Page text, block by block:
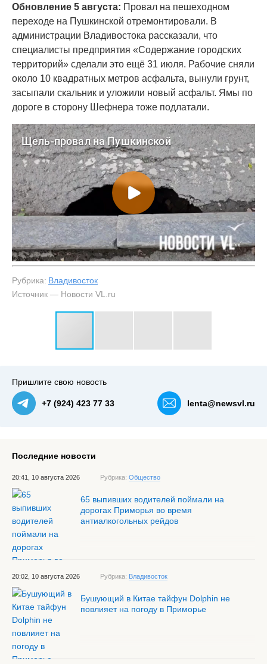
Обновление 5 августа: Провал на пешеходном
переходе на Пушкинской отремонтировали. В
администрации Владивостока рассказали, что
специалисты предприятия «Содержание городских
территорий» сделали это ещё 31 июля. Рабочие сняли
около 10 квадратных метров асфальта, вынули грунт,
засыпали скальник и уложили новый асфальт. Ямы по
дороге в сторону Шефнера тоже подлатали.
Рубрика: Владивосток
Источник — Новости VL.ru
Пришлите свою новость
+7 (924) 423 77 33 lenta@newsvl.ru
Последние новости
20:41, 10 августа 2026 Рубрика: Общество
65 выпивших водителей поймали на
дорогах Приморья во время
антиалкогольных рейдов
20:02, 10 августа 2026 Рубрика: Владивосток
Бушующий в Китае тайфун Dolphin не
повлияет на погоду в Приморье